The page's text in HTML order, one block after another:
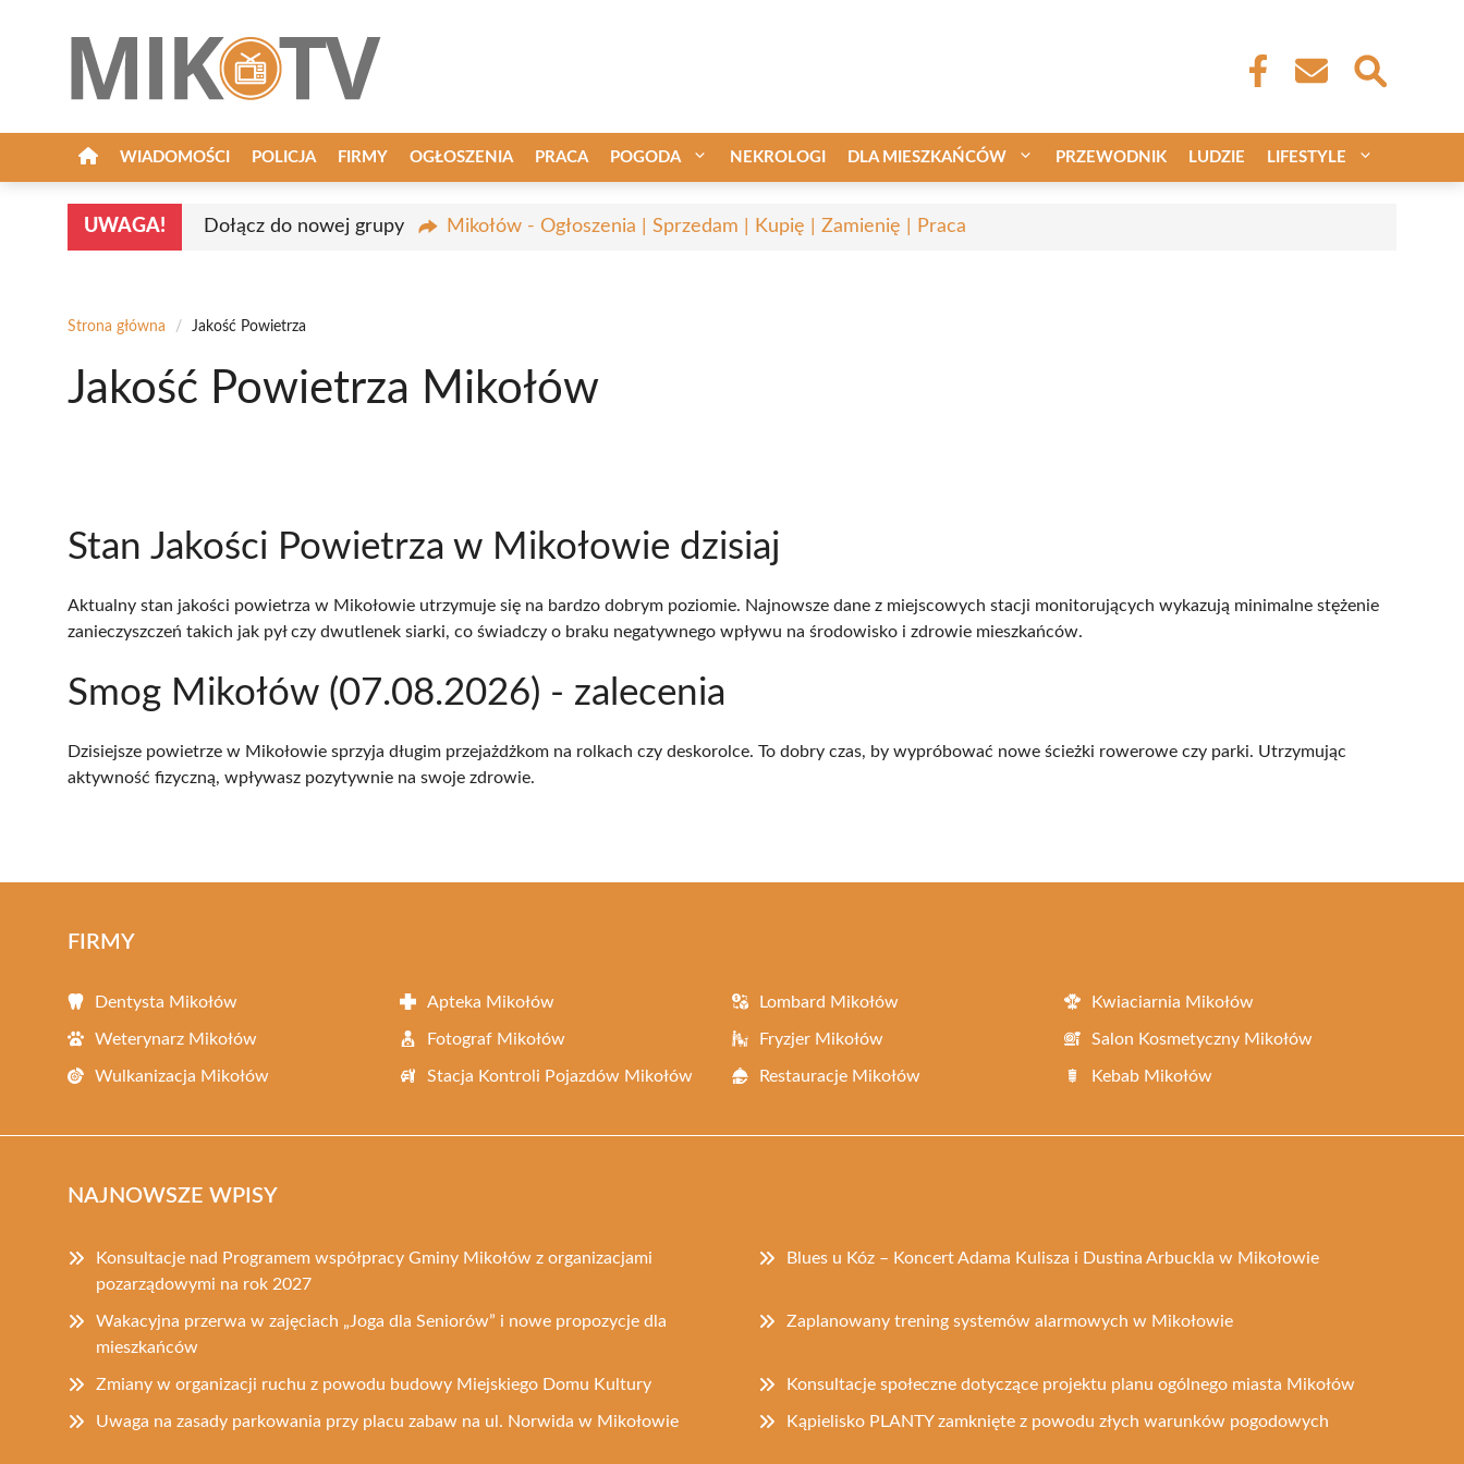
WIADOMOŚCI POLICJA FIRMY OGŁOSZENIA PRACA POGODA NEKROLOGI DLA MIESZKAŃCÓW PRZEWODNIK LUDZIE LIFESTYLE
UWAGA! Dołącz do nowej grupy Mikołów - Ogłoszenia | Sprzedam | Kupię | Zamienię | Praca
Strona główna / Jakość Powietrza
Jakość Powietrza Mikołów
Stan Jakości Powietrza w Mikołowie dzisiaj
Aktualny stan jakości powietrza w Mikołowie utrzymuje się na bardzo dobrym poziomie. Najnowsze dane z miejscowych stacji monitorujących wykazują minimalne stężenie
zanieczyszczeń takich jak pył czy dwutlenek siarki, co świadczy o braku negatywnego wpływu na środowisko i zdrowie mieszkańców.
Smog Mikołów (07.08.2026) - zalecenia
Dzisiejsze powietrze w Mikołowie sprzyja długim przejażdżkom na rolkach czy deskorolce. To dobry czas, by wypróbować nowe ścieżki rowerowe czy parki. Utrzymując
aktywność fizyczną, wpływasz pozytywnie na swoje zdrowie.
FIRMY
Dentysta Mikołów Apteka Mikołów Lombard Mikołów Kwiaciarnia Mikołów
Weterynarz Mikołów Fotograf Mikołów Fryzjer Mikołów Salon Kosmetyczny Mikołów
Wulkanizacja Mikołów Stacja Kontroli Pojazdów Mikołów Restauracje Mikołów Kebab Mikołów
NAJNOWSZE WPISY
Konsultacje nad Programem współpracy Gminy Mikołów z organizacjami
pozarządowymi na rok 2027
Blues u Kóz – Koncert Adama Kulisza i Dustina Arbuckla w Mikołowie
Wakacyjna przerwa w zajęciach „Joga dla Seniorów” i nowe propozycje dla
mieszkańców
Zaplanowany trening systemów alarmowych w Mikołowie
Zmiany w organizacji ruchu z powodu budowy Miejskiego Domu Kultury Konsultacje społeczne dotyczące projektu planu ogólnego miasta Mikołów
Uwaga na zasady parkowania przy placu zabaw na ul. Norwida w Mikołowie Kąpielisko PLANTY zamknięte z powodu złych warunków pogodowych